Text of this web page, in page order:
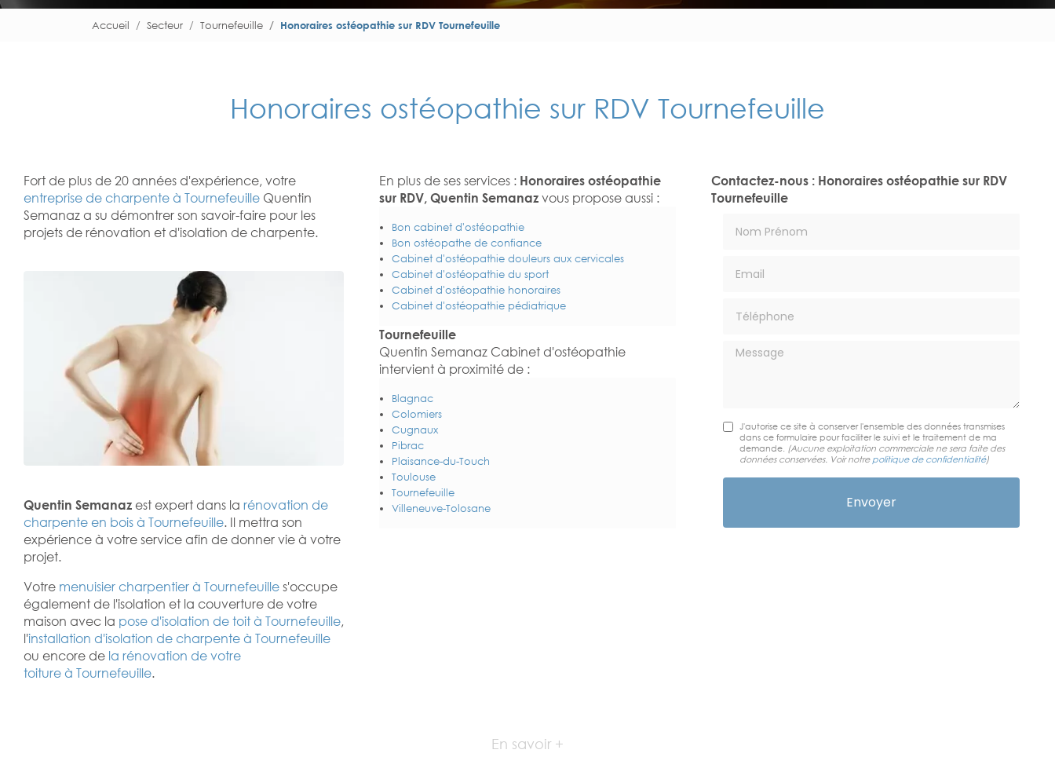
Accueil Secteur Tournefeuille Honoraires ostéopathie sur RDV Tournefeuille
Honoraires ostéopathie sur RDV Tournefeuille
Fort de plus de 20 années d'expérience, votre
entreprise de charpente à Tournefeuille Quentin
Semanaz a su démontrer son savoir-faire pour les
projets de rénovation et d'isolation de charpente.
Quentin Semanaz est expert dans la rénovation de
charpente en bois à Tournefeuille. Il mettra son
expérience à votre service afin de donner vie à votre
projet.
Votre menuisier charpentier à Tournefeuille s'occupe
également de l'isolation et la couverture de votre
maison avec la pose d'isolation de toit à Tournefeuille,
l'installation d'isolation de charpente à Tournefeuille
ou encore de la rénovation de votre
toiture à Tournefeuille.
En plus de ses services : Honoraires ostéopathie
sur RDV, Quentin Semanazvous propose aussi :
Bon cabinet d'ostéopathie
Bon ostéopathe de confiance
Cabinet d'ostéopathie douleurs aux cervicales
Cabinet d'ostéopathie du sport
Cabinet d'ostéopathie honoraires
Cabinet d'ostéopathie pédiatrique
Tournefeuille
Quentin Semanaz Cabinet d'ostéopathie
intervient à proximité de :
Blagnac
Colomiers
Cugnaux
Pibrac
Plaisance-du-Touch
Toulouse
Tournefeuille
Villeneuve-Tolosane
Contactez-nous : Honoraires ostéopathie sur RDV
Tournefeuille
Message
J'autorise ce site à conserver l'ensemble des données transmises
dans ce formulaire pour faciliter le suivi et le traitement de ma
demande.
(Aucune exploitation commerciale ne sera faite des
données conservées. Voir notre politique de confidentialité)
En savoir +